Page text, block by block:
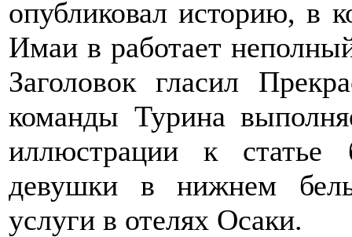
опубликовал историю, в
Имаи в работает
Заголовок гласил
команды Турина
иллюстрации к статье
девушки в нижнем
услуги в отелях Осаки.